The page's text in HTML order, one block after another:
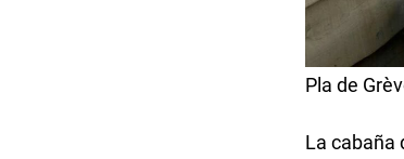
Pla de
La cabaña